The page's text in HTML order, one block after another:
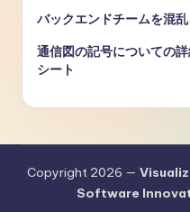
バックエンドチームを混
通信図の記号についての
シート
Copyright 2026 —
Software